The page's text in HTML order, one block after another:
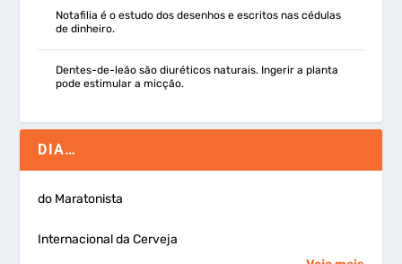
Notafilia é o estudo dos desenhos e escritos nas cédulas
de dinheiro.
Dentes-de-leão são diuréticos naturais. Ingerir a planta
pode estimular a micção.
DIA…
do Maratonista
Internacional da Cerveja